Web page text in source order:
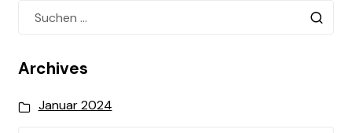
Suchen
Archives
Januar 2024